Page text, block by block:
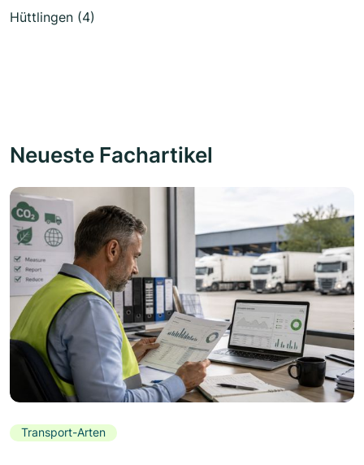
Hüttlingen (4)
Neueste Fachartikel
Transport-Arten